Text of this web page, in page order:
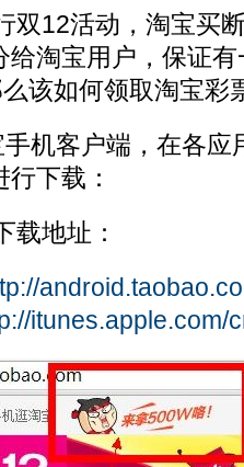
双12活动，淘宝买
给淘宝用户，保证
该如何领取淘宝彩
机客户端，在各应
下载：
载地址：
itunes.apple.com/